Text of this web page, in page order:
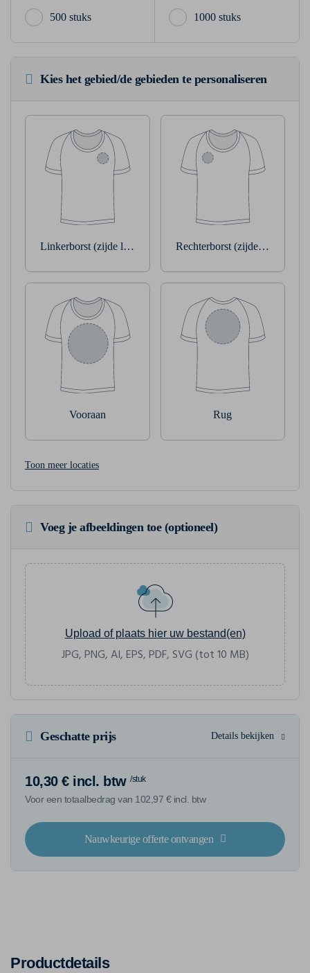
500 stuks 1000 stuks
Kies het gebied/de gebieden te personaliseren
Linkerborst (zijde linkerarm) Rechterborst (zijde
Vooraan Rug
Toon meer locaties
Voeg je afbeeldingen toe (optioneel)
Upload of plaats hier uw bestand(en)
JPG, PNG, AI, EPS, PDF, SVG (tot 10 MB)
Geschatte prijs Details bekijken
10,30 € incl. btw /stuk
Voor een totaalbedrag van 102,97 € incl. btw
Nauwkeurige offerte ontvangen
Productdetails